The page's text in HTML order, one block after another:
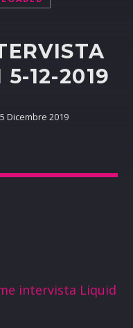
12-2019
5 Dicembre 2019
intervista Liquid